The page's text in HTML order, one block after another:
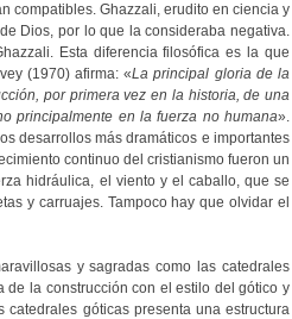
compatibles. Ghazzali, erudito en ciencia y
Dios, por lo que la consideraba negativa.
Esta diferencia filosófica es la que
(1970) afirma: «La principal gloria de la
por primera vez en la historia, de una
principalmente en la fuerza no humana».
desarrollos más dramáticos e importantes
continuo del cristianismo fueron un
hidráulica, el viento y el caballo, que se
y carruajes. Tampoco hay que olvidar el
y sagradas como las catedrales
de la construcción con el estilo del gótico y
góticas presenta una estructura